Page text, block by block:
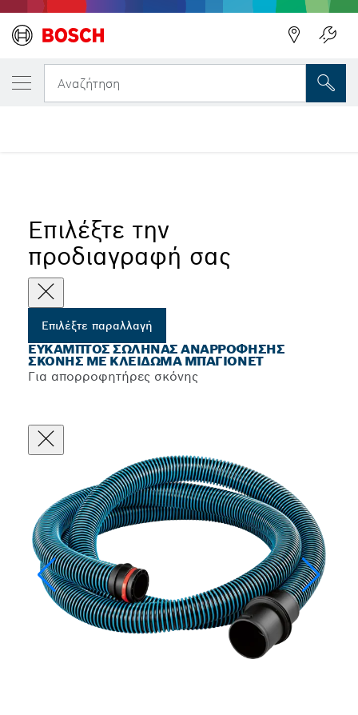
Αναζήτηση
Επιλέξτε την
προδιαγραφή σας
Επιλέξτε παραλλαγή
ΕΎΚΑΜΠΤΟΣ ΣΩΛΉΝΑΣ ΑΝΑΡΡΌΦΗΣΗΣ
ΣΚΌΝΗΣ ΜΕ ΚΛΕΊΔΩΜΑ ΜΠΑΓΙΟΝΈΤ
Για απορροφητήρες σκόνης
Η ΕΠΙΛΕΓΜΈΝΗ ΠΑΡΑΛΛΑΓΉ ΣΑΣ
Εύκαμπτος σωλήνας αναρρόφησης σκόνης